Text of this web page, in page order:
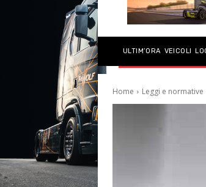
ULTIM’ORA VEICOLI
Home Leggi e normative